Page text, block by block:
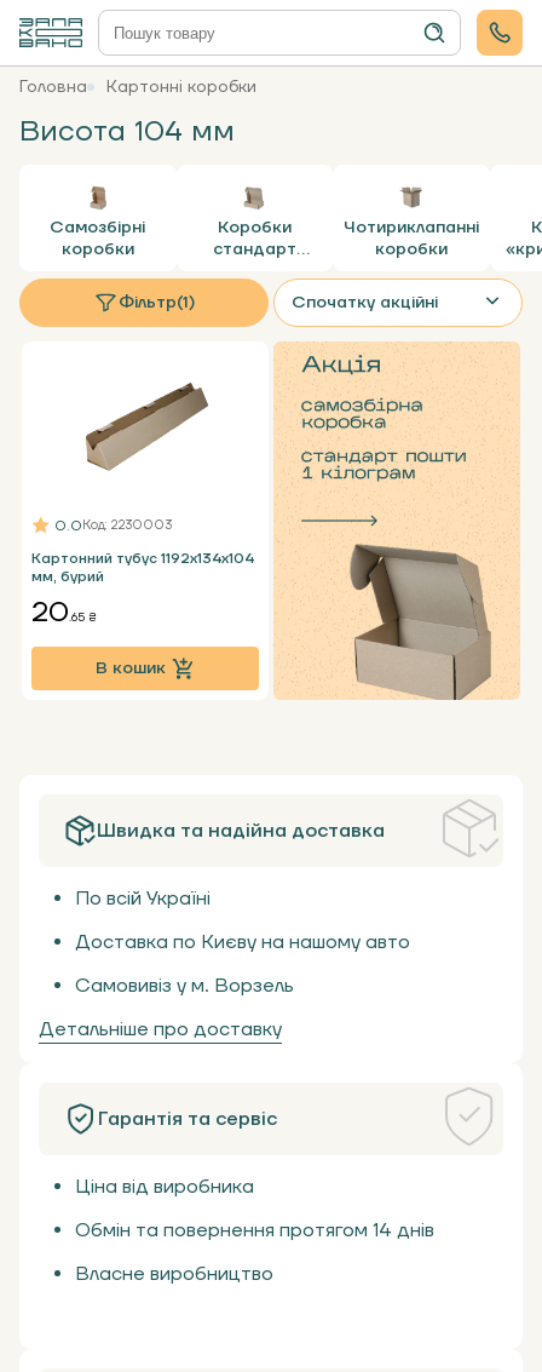
Головна Картонні коробки
Висота 104 мм
Самозбірні
коробки
Коробки
стандарт
Чотириклапанні
коробки
Фільтр(1) Спочатку акційні
Картонний тубус 1192х134х104
мм, бурий
0.0Код: 2230003
20.65 ₴
В кошик
Швидка та надійна доставка
По всій Україні
Доставка по Києву на нашому авто
Самовивіз у м. Ворзель
Детальніше про доставку
Гарантія та сервіс
Ціна від виробника
Обмін та повернення протягом 14 днів
Власне виробництво